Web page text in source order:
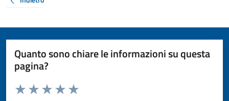
Quanto sono chiare le informazioni su questa
pagina?
Valuta da 1 a 5 stelle la pagina